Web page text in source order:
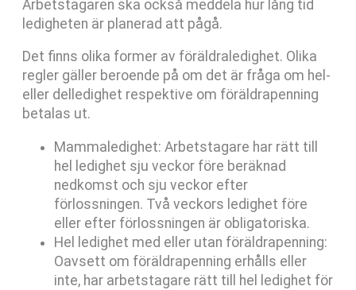
Arbetstagaren ska också meddela hur lång tid
ledigheten är planerad att pågå.
Det finns olika former av föräldraledighet. Olika
regler gäller beroende på om det är fråga om hel-
eller delledighet respektive om föräldrapenning
betalas ut.
Mammaledighet: Arbetstagare har rätt till
hel ledighet sju veckor före beräknad
nedkomst och sju veckor efter
förlossningen. Två veckors ledighet före
eller efter förlossningen är obligatoriska.
Hel ledighet med eller utan föräldrapenning:
Oavsett om föräldrapenning erhålls eller
inte, har arbetstagare rätt till hel ledighet för